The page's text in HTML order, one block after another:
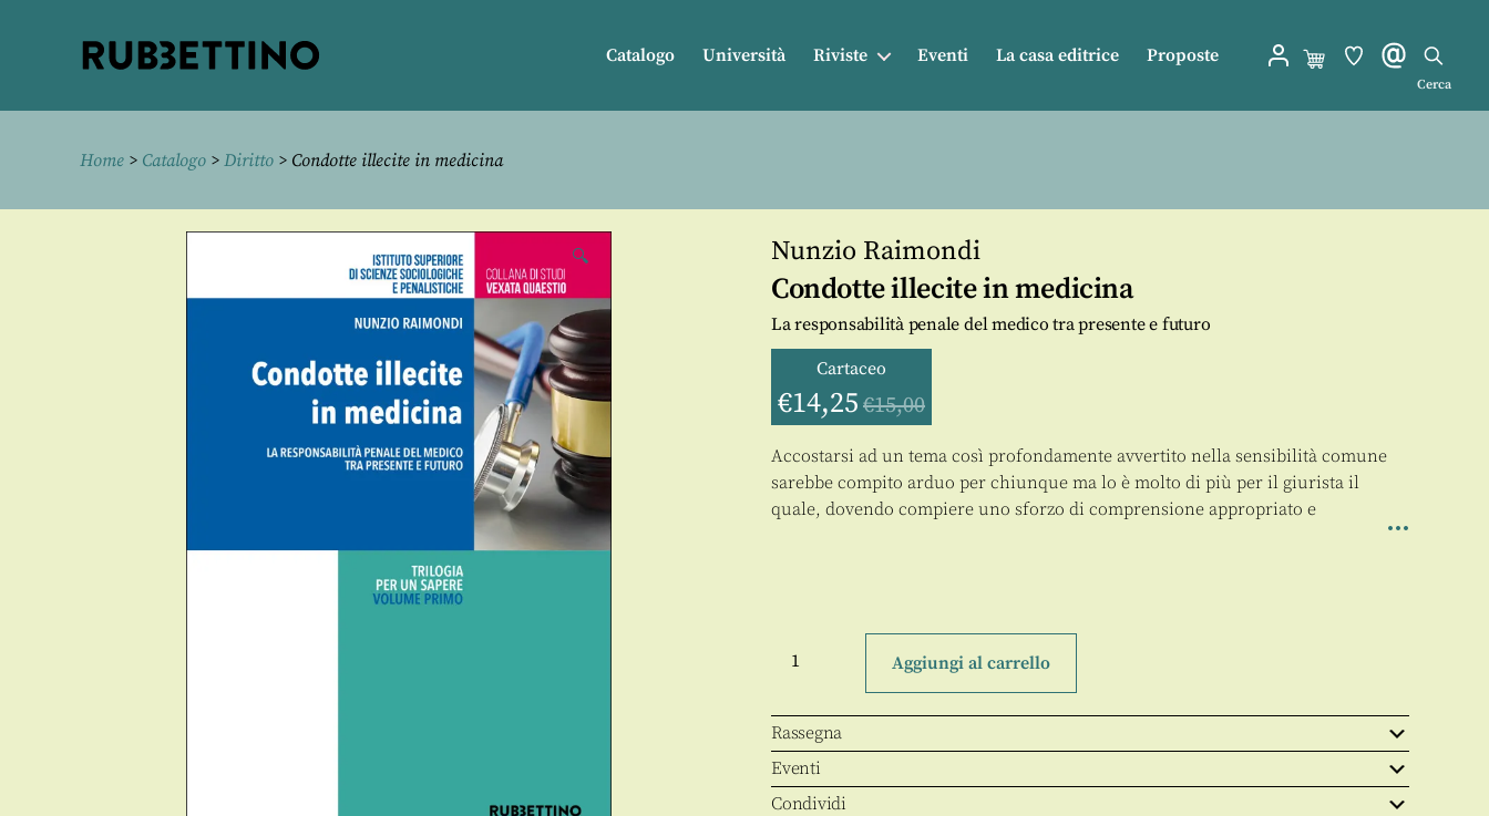
Catalogo Università Riviste Eventi La casa editrice Proposte
Cerca
Home > Catalogo > Diritto > Condotte illecite in medicina
🔍 Nunzio Raimondi
Condotte illecite in medicina
La responsabilità penale del medico tra presente e futuro
Cartaceo
€14,25 €15,00
Accostarsi ad un tema così profondamente avvertito nella sensibilità comune
sarebbe compito arduo per chiunque ma lo è molto di più per il giurista il
quale, dovendo compiere uno sforzo di comprensione appropriato e
illecite
quantità
Aggiungi al carrello
Rassegna
Eventi
Condividi